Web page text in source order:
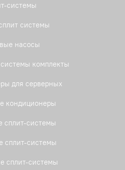
системы
системы
насосы
комплекты
для серверных
кондиционеры
сплит-системы
сплит-системы
сплит-системы